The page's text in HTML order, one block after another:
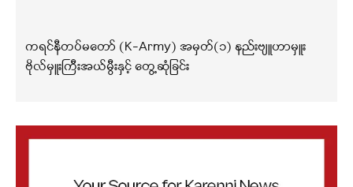
ကရင်နီတပ်မတော် (K-Army) အမှတ်(၁) နည်းဗျူဟာမှူး
ဗိုလ်မှူးကြီးအယ်မွီးနှင့် တွေ့ဆုံခြင်း